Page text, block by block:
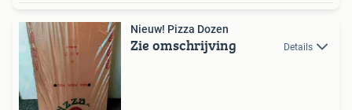
Nieuw! Pizza Dozen
Zie omschrijving Details